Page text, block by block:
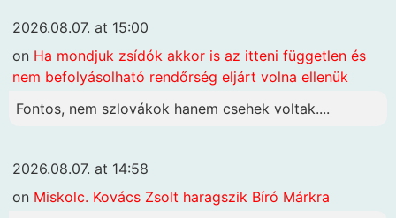
2026.08.07. at 15:00
on Ha mondjuk zsídók akkor is az itteni független és
nem befolyásolható rendőrség eljárt volna ellenük
Fontos, nem szlovákok hanem csehek voltak....
2026.08.07. at 14:58
on Miskolc. Kovács Zsolt haragszik Bíró Márkra